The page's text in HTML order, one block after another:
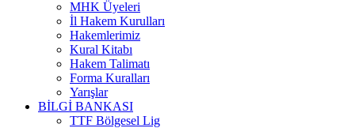
MHK Üyeleri
İl Hakem Kurulları
Hakemlerimiz
Kural Kitabı
Hakem Talimatı
Forma Kuralları
Yarışlar
BİLGİ BANKASI
TTF Bölgesel Lig